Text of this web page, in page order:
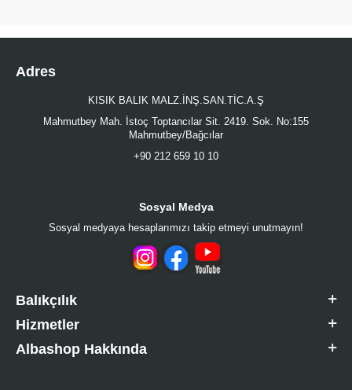
Adres
KISIK BALIK MALZ.İNŞ.SAN.TİC.A.Ş
Mahmutbey Mah. İstoç Toptancılar Sit. 2419. Sok. No:155
Mahmutbey/Bağcılar
+90 212 659 10 10
Sosyal Medya
Sosyal medyaya hesaplarımızı takip etmeyi unutmayın!
Balıkçılık
Hizmetler
Albashop Hakkında